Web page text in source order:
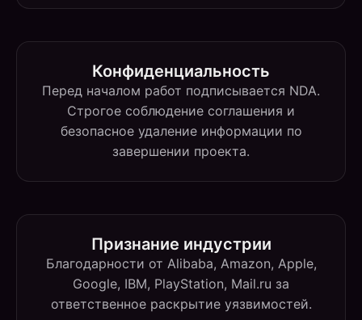
Конфиденциальность
Перед началом работ подписывается NDA.
Строгое соблюдение соглашения и
безопасное удаление информации по
завершении проекта.
Признание индустрии
Благодарности от Alibaba, Amazon, Apple,
Google, IBM, PlayStation, Mail.ru за
ответственное раскрытие уязвимостей.